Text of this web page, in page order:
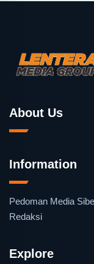
About Us
Information
Pedoman Media
Redaksi
Explore